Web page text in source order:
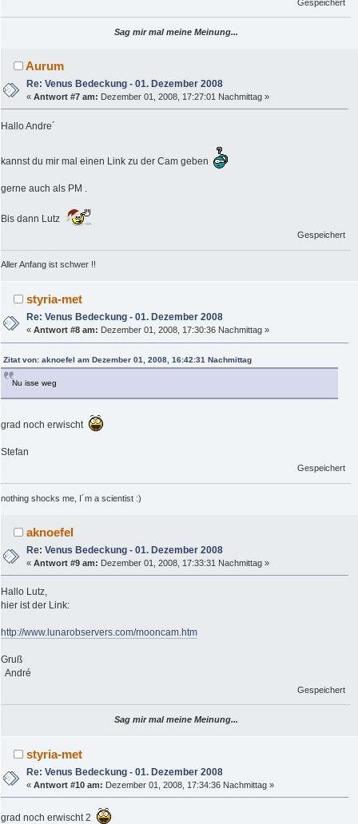
Gespeichert
Sag mir mal meine Meinung...
Aurum
Re: Venus Bedeckung - 01. Dezember 2008
«Antwort #7 am: Dezember 01, 2008, 17:27:01 Nachmittag »
Hallo Andre´
kannst du mir mal einen Link zu der Cam geben
gerne auch als PM .
Bis dann Lutz
Gespeichert
Aller Anfang ist schwer !!
styria-met
Re: Venus Bedeckung - 01. Dezember 2008
«Antwort #8 am: Dezember 01, 2008, 17:30:36 Nachmittag »
Zitat von: aknoefel am Dezember 01, 2008, 16:42:31 Nachmittag
Nu isse weg
grad noch erwischt
Stefan
Gespeichert
nothing shocks me, I´m a scientist :)
aknoefel
Re: Venus Bedeckung - 01. Dezember 2008
«Antwort #9 am: Dezember 01, 2008, 17:33:31 Nachmittag »
Hallo Lutz,
hier ist der Link:
http://www.lunarobservers.com/mooncam.htm
Gruß
André
Gespeichert
Sag mir mal meine Meinung...
styria-met
Re: Venus Bedeckung - 01. Dezember 2008
«Antwort #10 am: Dezember 01, 2008, 17:34:36 Nachmittag »
grad noch erwischt 2